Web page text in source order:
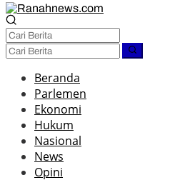
Beranda
Parlemen
Ekonomi
Hukum
Nasional
News
Opini